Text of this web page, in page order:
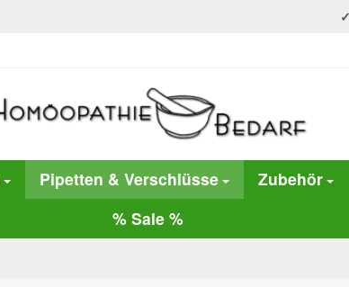
Pipetten & Verschlüsse Zubehör
% Sale %